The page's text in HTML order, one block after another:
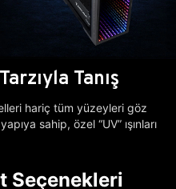
Tanış
hariç tüm yüzeyleri göz
sahip, özel “UV” ışınları
Seçenekleri